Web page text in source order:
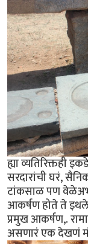
ह्या व्यतिरिक्तही
सरदारांची घरं,
टांकसाळ पण
आकर्षण होते ते
प्रमुख आकर्षण,.
असणारं एक देखणं